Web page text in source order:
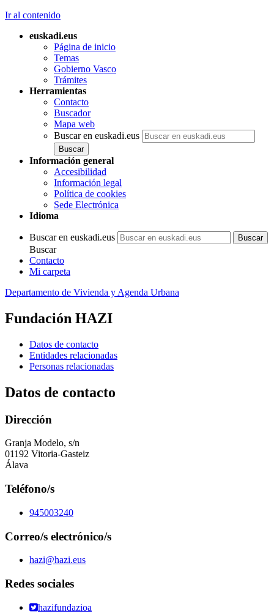
Ir al contenido
euskadi.eus
Página de inicio
Temas
Gobierno Vasco
Trámites
Herramientas
Contacto
Buscador
Mapa web
Buscar en euskadi.eus
Información general
Accesibilidad
Información legal
Política de cookies
Sede Electrónica
Idioma
Buscar en euskadi.eus
Buscar
Contacto
Mi carpeta
Departamento de Vivienda y Agenda Urbana
Fundación HAZI
Datos de contacto
Entidades relacionadas
Personas relacionadas
Datos de contacto
Dirección
Granja Modelo, s/n
01192 Vitoria-Gasteiz
Álava
Teléfono/s
945003240
Correo/s electrónico/s
hazi@hazi.eus
Redes sociales
hazifundazioa